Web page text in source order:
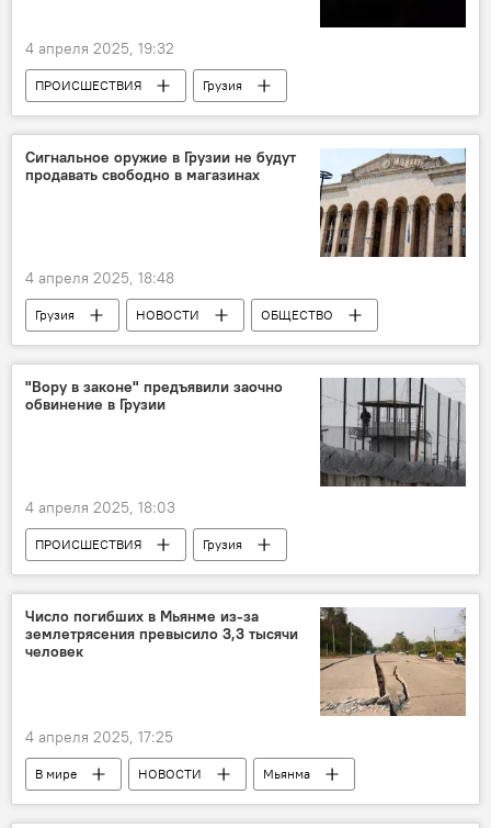
4 апреля 2025, 19:32
ПРОИСШЕСТВИЯ
Грузия
НОВОСТИ
Азербайджан
Иран
МВД Грузии
Наркопреступления в Грузии
Сигнальное оружие в Грузии не будут
продавать свободно в магазинах
4 апреля 2025, 18:48
Грузия НОВОСТИ
ОБЩЕСТВО
Парламент Грузии
"Вору в законе" предъявили заочно
обвинение в Грузии
4 апреля 2025, 18:03
ПРОИСШЕСТВИЯ
Грузия
НОВОСТИ
МВД Грузии
Воровское сообщество
Вор в законе
Число погибших в Мьянме из-за
землетрясения превысило 3,3 тысячи
человек
4 апреля 2025, 17:25
В мире НОВОСТИ
Мьянма
Китай
Землетрясения в Грузии